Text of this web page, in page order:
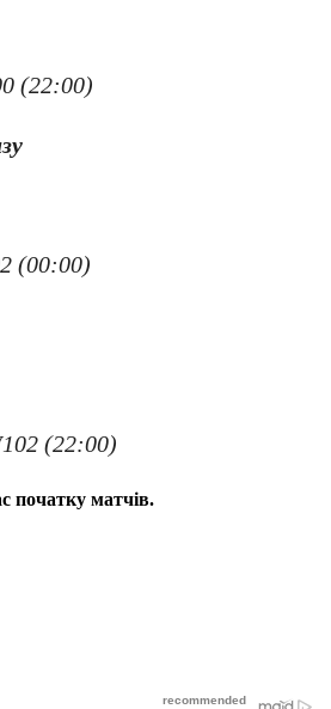
(22:00)
(00:00)
(22:00)
початку матчів.